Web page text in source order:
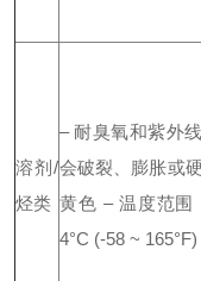
溶剂/
烃类
– 耐臭氧和紫外
会破裂、膨胀或
黄色 – 温度范围
4°C (-58 ~ 165°F)